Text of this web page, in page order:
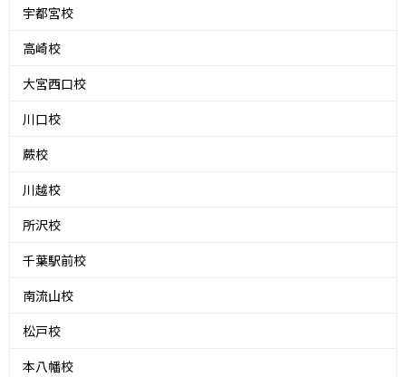
宇都宮校
高崎校
大宮西口校
川口校
蕨校
川越校
所沢校
千葉駅前校
南流山校
松戸校
本八幡校